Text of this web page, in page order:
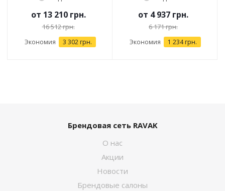
от 13 210 грн.
16 512 грн.
Экономия 3 302 грн.
от 4 937 грн.
6 171 грн.
Экономия 1 234 грн.
Брендовая сеть RAVAK
О нас
Акции
Новости
Брендовые салоны